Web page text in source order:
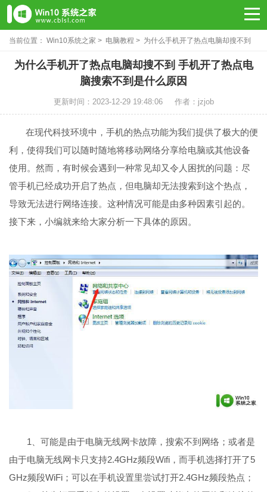
当前位置： Win10系统之家 > 电脑教程 > 为什么手机开了热点电脑却搜不到
为什么手机开了热点电脑却搜不到 手机开了热点电
脑搜索不到是什么原因
更新时间：2023-12-29 19:48:06 作者：jzjob
在现代科技环境中，手机的热点功能为我们提供了极大的便
利，使得我们可以随时随地将移动网络分享给电脑或其他设备
使用。然而，有时候会遇到一种常见却又令人困扰的问题：尽
管手机已经成功开启了热点，但电脑却无法搜索到这个热点，
导致无法进行网络连接。这种情况可能是由多种因素引起的。
接下来，小编就来给大家分析一下具体的原因。
1、可能是由于电脑无线网卡故障，搜索不到网络；或者是
由于电脑无线网卡只支持2.4GHz频段Wifi，而手机选择打开了5
GHz频段WiFi；可以在手机设置里尝试打开2.4GHz频段热点；